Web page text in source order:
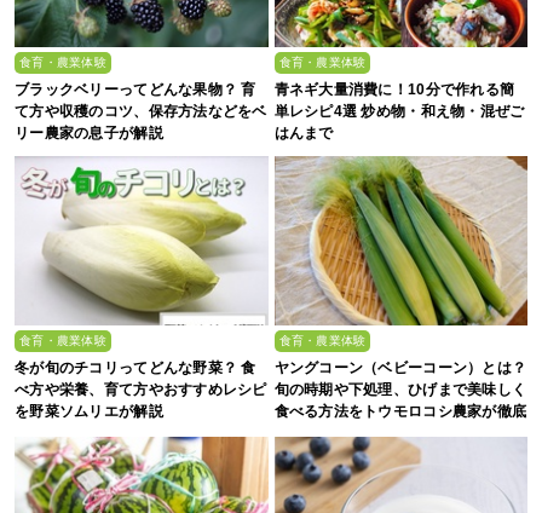
食育・農業体験
ブラックベリーってどんな果物？ 育
て方や収穫のコツ、保存方法などをベ
リー農家の息子が解説
食育・農業体験
青ネギ大量消費に！10分で作れる簡
単レシピ4選 炒め物・和え物・混ぜご
はんまで
食育・農業体験
冬が旬のチコリってどんな野菜？ 食
べ方や栄養、育て方やおすすめレシピ
を野菜ソムリエが解説
食育・農業体験
ヤングコーン（ベビーコーン）とは？
旬の時期や下処理、ひげまで美味しく
食べる方法をトウモロコシ農家が徹底
解説！